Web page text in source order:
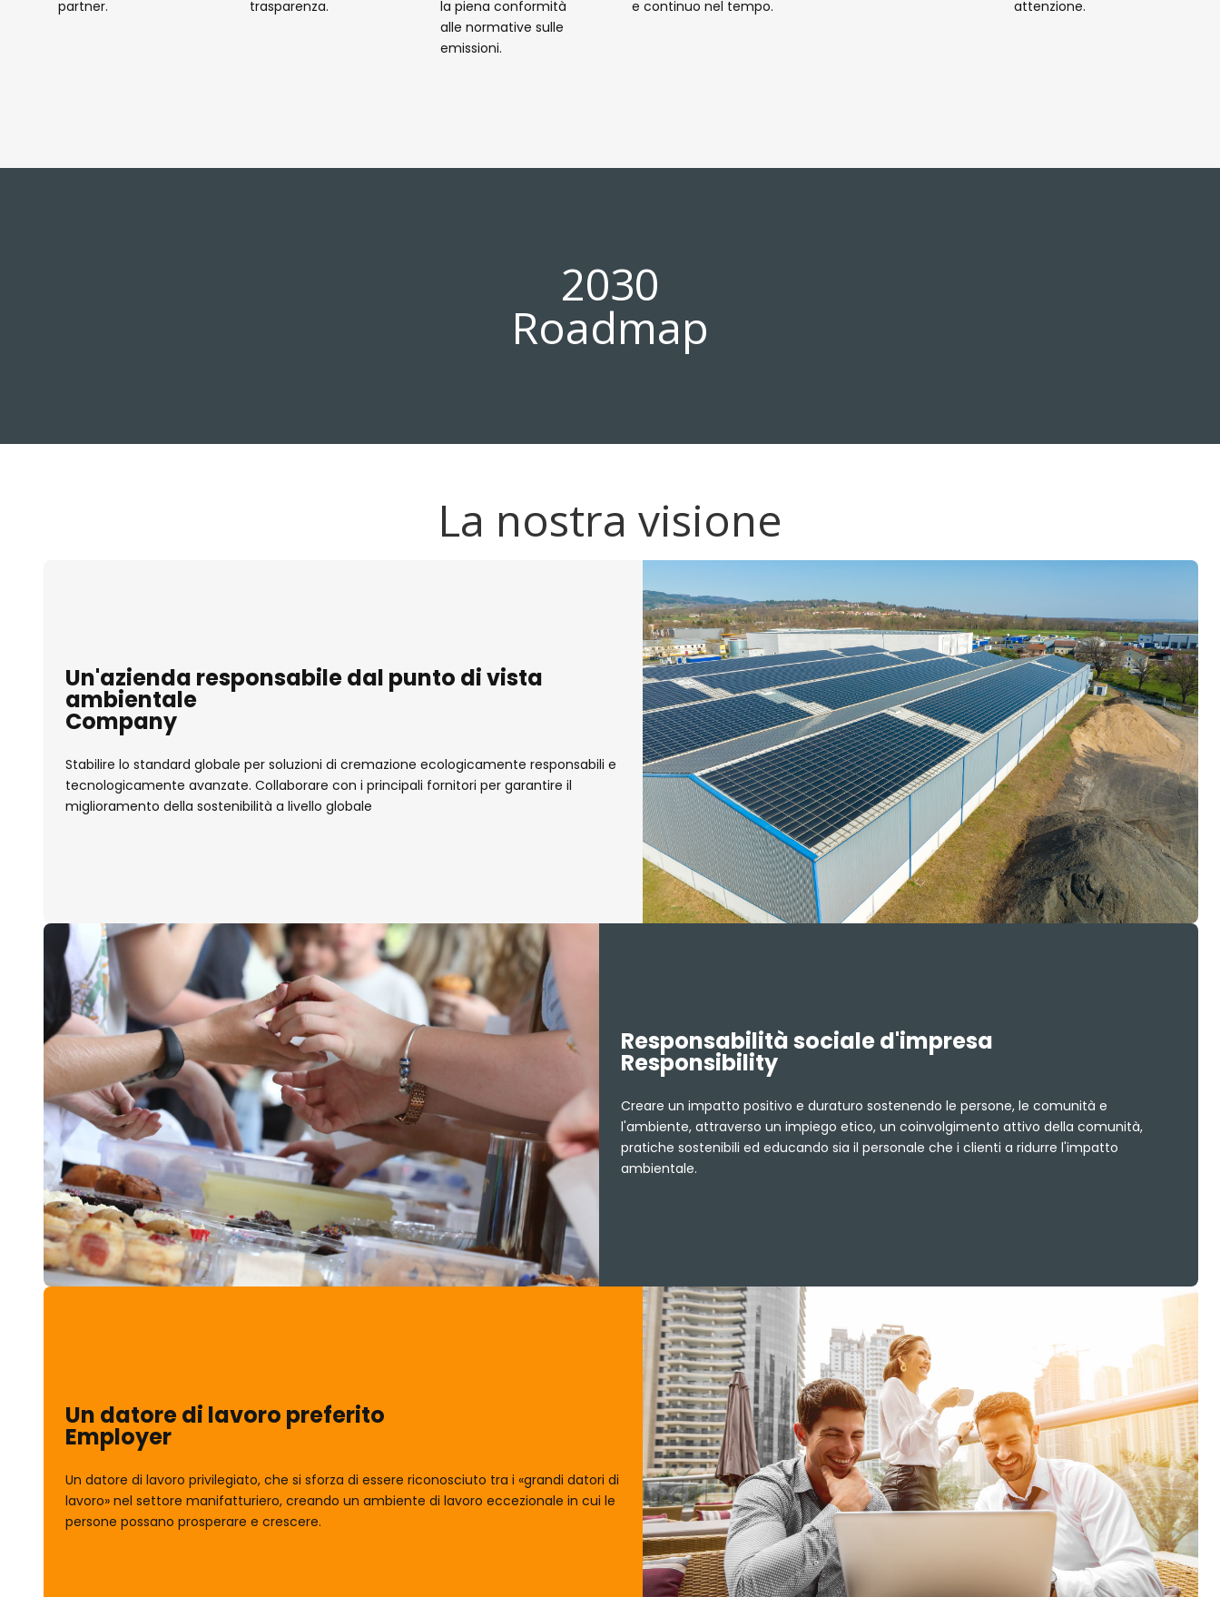
partner.
trasparenza.
la piena conformità
alle normative sulle
emissioni.
e continuo nel tempo.
attenzione.
2030
Roadmap
La nostra visione
Un'azienda responsabile dal punto di vista
ambientale
Company
Stabilire lo standard globale per soluzioni di cremazione ecologicamente responsabili e
tecnologicamente avanzate. Collaborare con i principali fornitori per garantire il
miglioramento della sostenibilità a livello globale
Responsabilità sociale d'impresa
Responsibility
Creare un impatto positivo e duraturo sostenendo le persone, le comunità e
l'ambiente, attraverso un impiego etico, un coinvolgimento attivo della comunità,
pratiche sostenibili ed educando sia il personale che i clienti a ridurre l'impatto
ambientale.
Un datore di lavoro preferito
Employer
Un datore di lavoro privilegiato, che si sforza di essere riconosciuto tra i «grandi datori di
lavoro» nel settore manifatturiero, creando un ambiente di lavoro eccezionale in cui le
persone possano prosperare e crescere.